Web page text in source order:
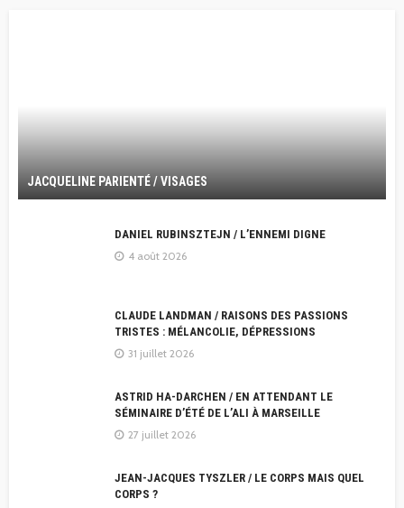
JACQUELINE PARIENTÉ / VISAGES
DANIEL RUBINSZTEJN / L’ENNEMI DIGNE
4 août 2026
CLAUDE LANDMAN / RAISONS DES PASSIONS
TRISTES : MÉLANCOLIE, DÉPRESSIONS
31 juillet 2026
ASTRID HA-DARCHEN / EN ATTENDANT LE
SÉMINAIRE D’ÉTÉ DE L’ALI À MARSEILLE
27 juillet 2026
JEAN-JACQUES TYSZLER / LE CORPS MAIS QUEL
CORPS ?